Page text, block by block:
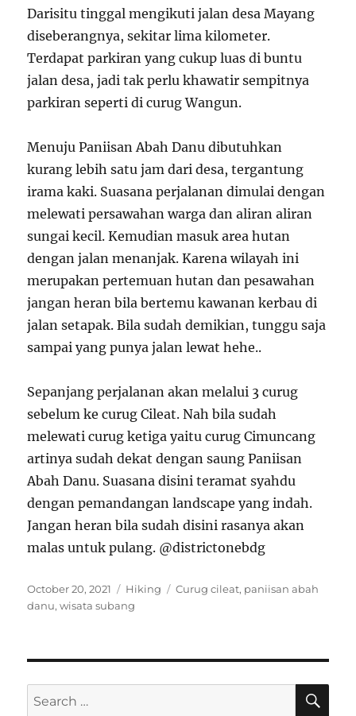
Darisitu tinggal mengikuti jalan desa Mayang
diseberangnya, sekitar lima kilometer.
Terdapat parkiran yang cukup luas di buntu
jalan desa, jadi tak perlu khawatir sempitnya
parkiran seperti di curug Wangun.
Menuju Paniisan Abah Danu dibutuhkan
kurang lebih satu jam dari desa, tergantung
irama kaki. Suasana perjalanan dimulai dengan
melewati persawahan warga dan aliran aliran
sungai kecil. Kemudian masuk area hutan
dengan jalan menanjak. Karena wilayah ini
merupakan pertemuan hutan dan pesawahan
jangan heran bila bertemu kawanan kerbau di
jalan setapak. Bila sudah demikian, tunggu saja
sampai yang punya jalan lewat hehe..
Sepanjang perjalanan akan melalui 3 curug
sebelum ke curug Cileat. Nah bila sudah
melewati curug ketiga yaitu curug Cimuncang
artinya sudah dekat dengan saung Paniisan
Abah Danu. Suasana disini teramat syahdu
dengan pemandangan landscape yang indah.
Jangan heran bila sudah disini rasanya akan
malas untuk pulang. @districtonebdg
Posted
on
October 20, 2021 Categories
Hiking Tags
Curug cileat, paniisan abah
danu,wisata subang
Search